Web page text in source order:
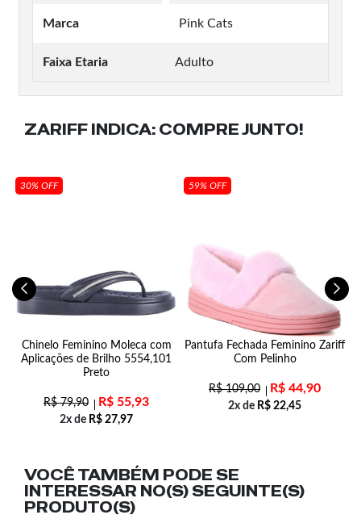
Marca Pink Cats
Faixa Etaria Adulto
ZARIFF INDICA: COMPRE JUNTO!
30% OFF
Chinelo Feminino Moleca com
Aplicações de Brilho 5554,101
Preto
R$79,90 R$ 55,93
2x de R$ 27,97
59% OFF
Pantufa Fechada Feminino Zariff
Com Pelinho
R$109,00 R$ 44,90
2x de R$ 22,45
VOCÊ TAMBÉM PODE SE
INTERESSAR NO(S) SEGUINTE(S)
PRODUTO(S)